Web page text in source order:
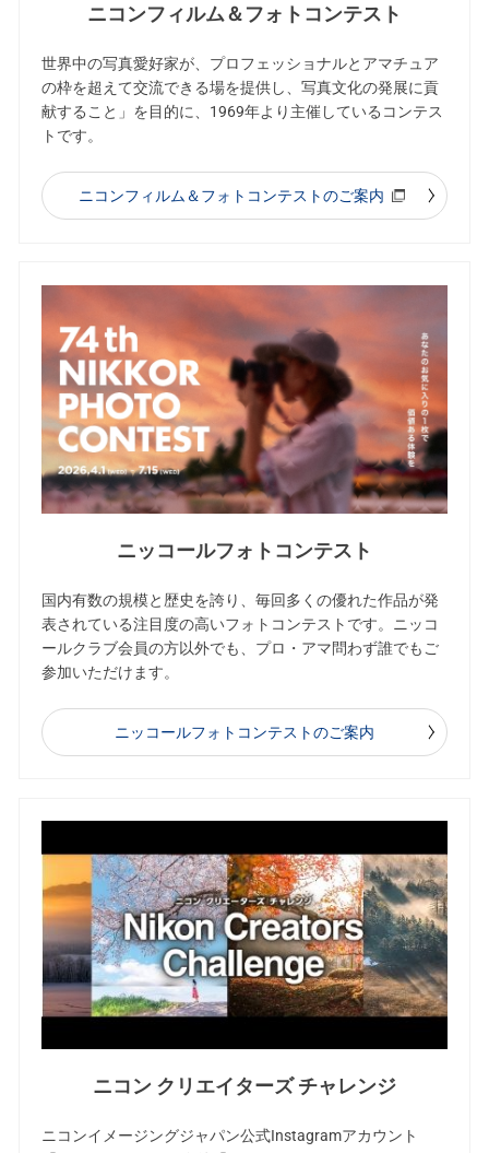
ニコンフィルム＆フォトコンテスト
世界中の写真愛好家が、プロフェッショナルとアマチュア
の枠を超えて交流できる場を提供し、写真文化の発展に貢
献すること」を目的に、1969年より主催しているコンテス
トです。
ニコンフィルム＆フォトコンテストのご案内
ニッコールフォトコンテスト
国内有数の規模と歴史を誇り、毎回多くの優れた作品が発
表されている注目度の高いフォトコンテストです。ニッコ
ールクラブ会員の方以外でも、プロ・アマ問わず誰でもご
参加いただけます。
ニッコールフォトコンテストのご案内
ニコン クリエイターズ チャレンジ
ニコンイメージングジャパン公式Instagramアカウント